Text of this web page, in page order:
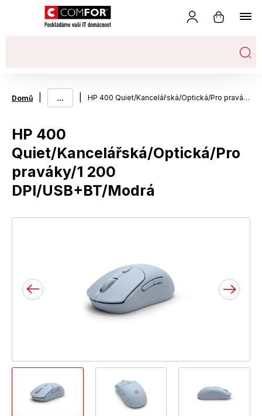
Domů ... HP 400 Quiet/Kancelářská/Optická/Pro praváky/1 200 DPI/USB+BT/Modrá
HP 400
Quiet/Kancelářská/Optická/Pro
praváky/1 200
DPI/USB+BT/Modrá